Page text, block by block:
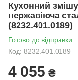
Кухонний
нержавіюча
(8232.401.0189)
Готово до відправки
Код: 8232.401.0189
4 055 ₴